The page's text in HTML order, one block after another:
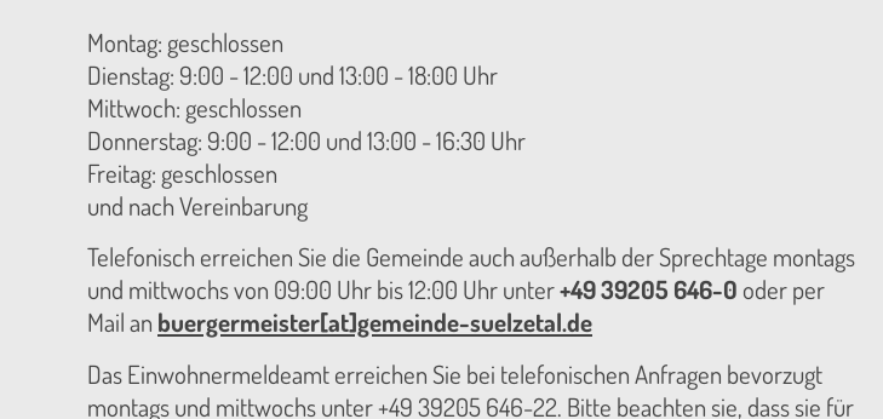
Montag: geschlossen
Dienstag: 9:00 - 12:00 und 13:00 - 18:00 Uhr
Mittwoch: geschlossen
Donnerstag: 9:00 - 12:00 und 13:00 - 16:30 Uhr
Freitag: geschlossen
und nach Vereinbarung
Telefonisch erreichen Sie die Gemeinde auch außerhalb der Sprechtage montags
und mittwochs von 09:00 Uhr bis 12:00 Uhr unter+49 39205 646-0 oder per
Mail an buergermeister[at]gemeinde-suelzetal.de
Das Einwohnermeldeamt erreichen Sie bei telefonischen Anfragen bevorzugt
montags und mittwochs unter +49 39205 646-22. Bitte beachten sie, dass sie für